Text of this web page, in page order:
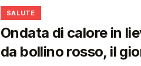
SALUTE
Ondata di calore in
da bollino rosso, il